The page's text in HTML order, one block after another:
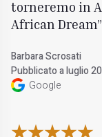
torneremo in
African Dream
Barbara Scrosati
Pubblicato a luglio
Google